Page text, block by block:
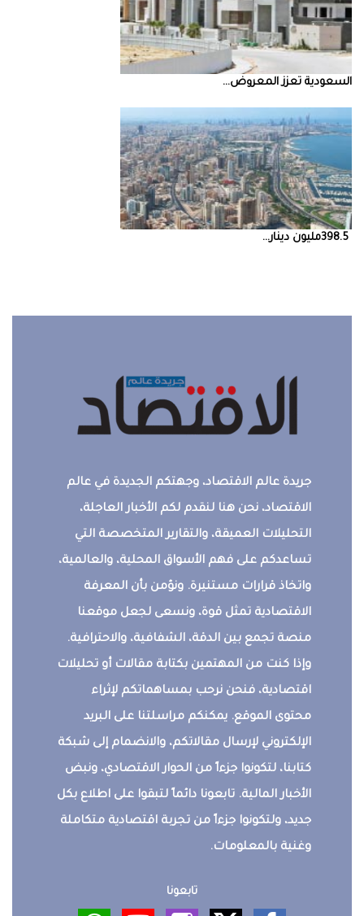
السعودية‭ ‬تعزز‭ ‬المعروض‭ ...
398.5‭ ‬مليون‭ ‬دينار‭ ...
جريدة عالم الاقتصاد، وجهتكم الجديدة في عالم
الاقتصاد، نحن هنا لنقدم لكم الأخبار العاجلة،
التحليلات العميقة، والتقارير المتخصصة التي
تساعدكم على فهم الأسواق المحلية، والعالمية،
واتخاذ قرارات مستنيرة. ونؤمن بأن المعرفة
الاقتصادية تمثل قوة، ونسعى لجعل موقعنا
منصة تجمع بين الدقة، الشفافية، والاحترافية.
وإذا كنت من المهتمين بكتابة مقالات أو تحليلات
اقتصادية، فنحن نرحب بمساهماتكم لإثراء
محتوى الموقع. يمكنكم مراسلتنا على البريد
الإلكتروني لإرسال مقالاتكم، والانضمام إلى شبكة
كتابنا، لتكونوا جزءاً من الحوار الاقتصادي، ونبض
الأخبار المالية. تابعونا دائماً لتبقوا على اطلاع بكل
جديد، ولتكونوا جزءاً من تجربة اقتصادية متكاملة
وغنية بالمعلومات.
تابعونا